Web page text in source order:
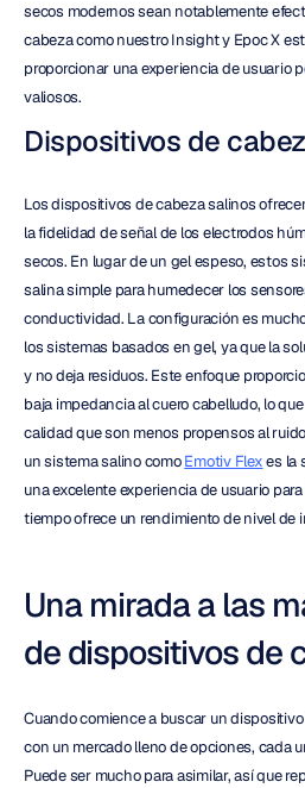
secos modernos sean notablemente
cabeza como nuestro Insight y Epoc X
proporcionar una experiencia de usuario
valiosos.
Dispositivos de
Los dispositivos de cabeza salinos
la fidelidad de señal de los electrodos
secos. En lugar de un gel espeso, estos
salina simple para humedecer los
conductividad. La configuración es
los sistemas basados en gel, ya que la
y no deja residuos. Este enfoque
baja impedancia al cuero cabelludo, lo
calidad que son menos propensos al
un sistema salino como Emotiv Flex es la
una excelente experiencia de usuario
tiempo ofrece un rendimiento de nivel de
Una mirada a las
de dispositivos de
Cuando comience a buscar un
con un mercado lleno de opciones, cada
Puede ser mucho para asimilar, así que